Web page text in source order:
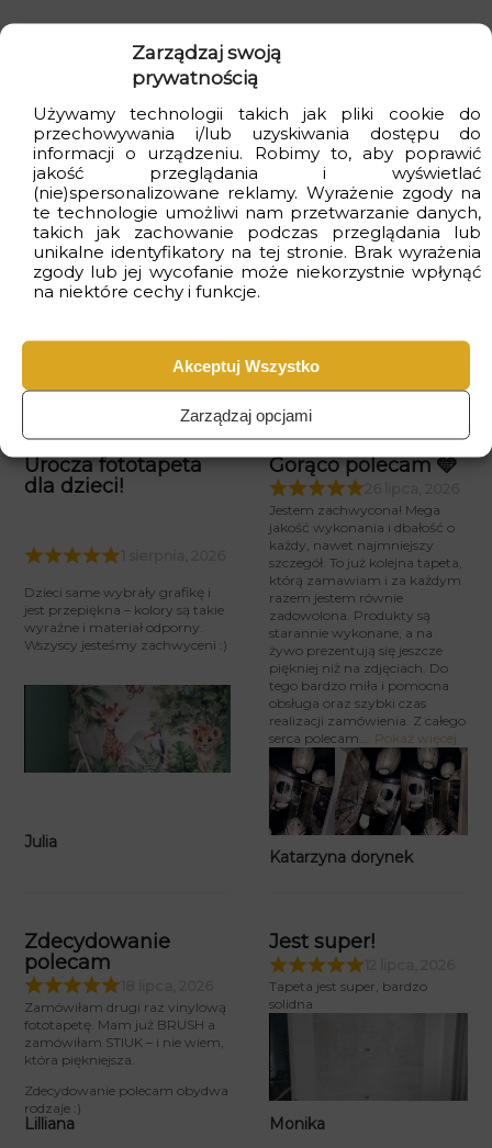
Zarządzaj swoją
prywatnością
Używamy technologii takich jak pliki cookie do
przechowywania i/lub uzyskiwania dostępu do
informacji o urządzeniu. Robimy to, aby poprawić
jakość przeglądania i wyświetlać
(nie)spersonalizowane reklamy. Wyrażenie zgody na
te technologie umożliwi nam przetwarzanie danych,
takich jak zachowanie podczas przeglądania lub
unikalne identyfikatory na tej stronie. Brak wyrażenia
zgody lub jej wycofanie może niekorzystnie wpłynąć
na niektóre cechy i funkcje.
Akceptuj Wszystko
Zarządzaj opcjami
Dodaj do koszyka
Kupujesz bezpiecznie
: produkt polski i
ekologiczny
Dostawa gratisprzy zakupach za min. 399zł
Opinie Klientów
Urocza fototapeta
dla dzieci!
Dzieci same wybrały grafikę i
jest przepiękna – kolory są takie
wyraźne i materiał odporny.
Wszyscy jesteśmy zachwyceni :)
Julia
Gorąco polecam 🩵
Jestem zachwycona! Mega
jakość wykonania i dbałość o
każdy, nawet najmniejszy
szczegół. To już kolejna tapeta,
którą zamawiam i za każdym
razem jestem równie
zadowolona. Produkty są
starannie wykonane, a na
żywo prezentują się jeszcze
piękniej niż na zdjęciach. Do
tego bardzo miła i pomocna
obsługa oraz szybki czas
realizacji zamówienia. Z całego
serca polecam
Pokaż więcej
Katarzyna dorynek
Zdecydowanie
polecam
18 lipca, 2026
Zamówiłam drugi raz vinylową
fototapetę. Mam już BRUSH a
zamówiłam STIUK – i nie wiem,
która piękniejsza.
Zdecydowanie polecam obydwa
rodzaje :)
Lilliana
Jest super!
Tapeta jest super, bardzo
solidna
Monika